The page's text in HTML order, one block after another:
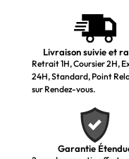
Livraison suivie et
Retrait 1H, Coursier 2H,
24H, Standard, Point
sur Rendez-vous.
Garantie